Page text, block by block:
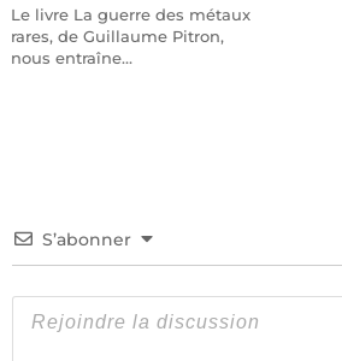
Le livre La guerre des métaux
rares, de Guillaume Pitron,
nous entraîne…
S’abonner